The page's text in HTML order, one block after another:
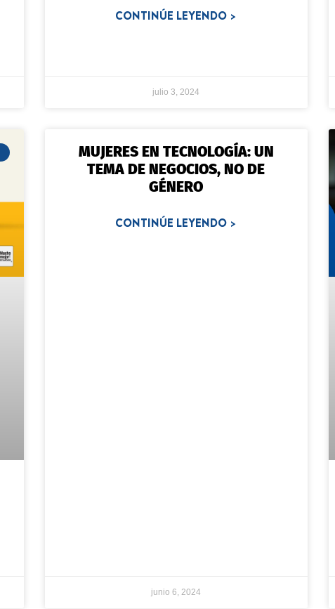
CONTINÚE LEYENDO >
julio 3, 2024
MUJERES EN TECNOLOGÍA: UN
TEMA DE NEGOCIOS, NO DE
GÉNERO
CONTINÚE LEYENDO >
junio 6, 2024